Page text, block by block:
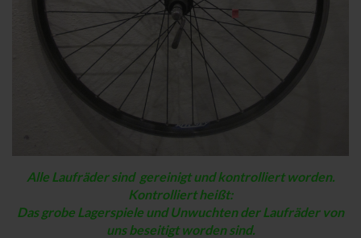
Alle Laufräder sind gereinigt und kontrolliert worden.
Kontrolliert heißt:
Das grobe Lagerspiele und Unwuchten der Laufräder von
uns beseitigt worden sind.